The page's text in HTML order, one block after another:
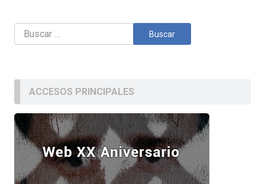
Buscar:
ACCESOS PRINCIPALES